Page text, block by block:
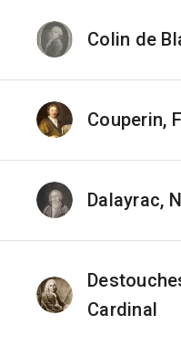
Colin de
Couperin,
Dalayrac,
Cardinal